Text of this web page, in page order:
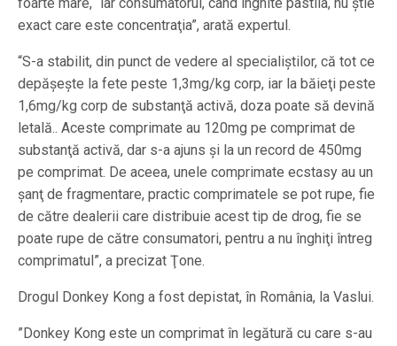
foarte mare, “iar consumatorul, când înghite pastila, nu ştie
exact care este concentraţia”, arată expertul.
“S-a stabilit, din punct de vedere al specialiştilor, că tot ce
depăşeşte la fete peste 1,3mg/kg corp, iar la băieţi peste
1,6mg/kg corp de substanţă activă, doza poate să devină
letală.. Aceste comprimate au 120mg pe comprimat de
substanţă activă, dar s-a ajuns şi la un record de 450mg
pe comprimat. De aceea, unele comprimate ecstasy au un
şanţ de fragmentare, practic comprimatele se pot rupe, fie
de către dealerii care distribuie acest tip de drog, fie se
poate rupe de către consumatori, pentru a nu înghiţi întreg
comprimatul”, a precizat Ţone.
Drogul Donkey Kong a fost depistat, în România, la Vaslui.
”Donkey Kong este un comprimat în legătură cu care s-au